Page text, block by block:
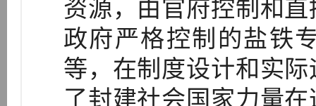
资源，由官府控制和
政府严格控制的盐铁
等，在制度设计和实
了封建社会国家力量